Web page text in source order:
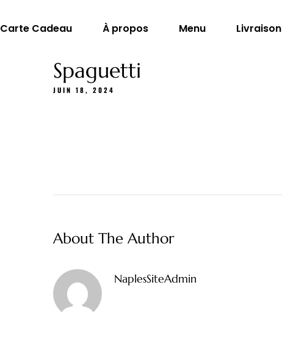
Carte Cadeau À propos Menu Livraison
Spaguetti
JUIN 18, 2024
About The Author
NaplesSiteAdmin